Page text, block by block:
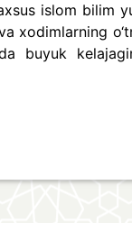
islom bilim
xodimlarning
buyuk